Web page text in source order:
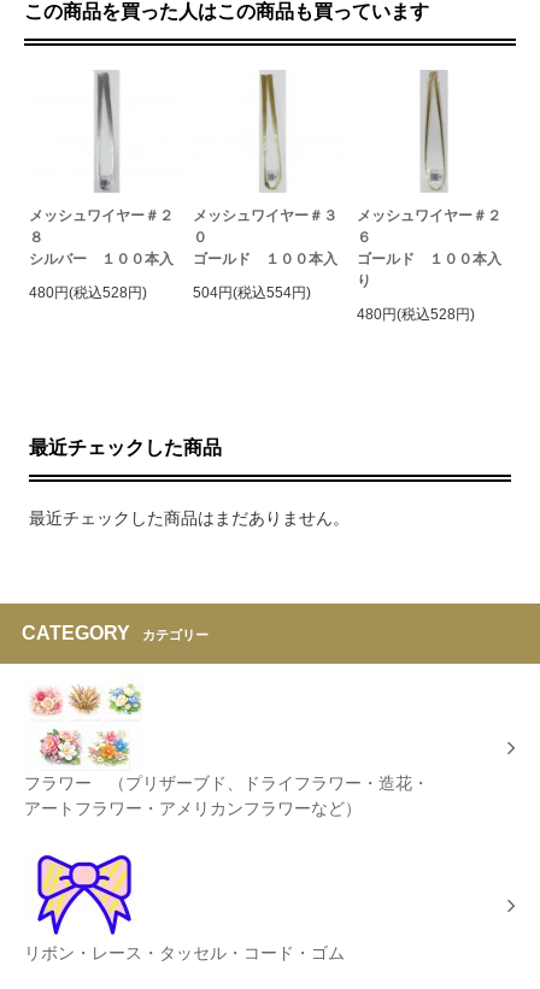
この商品を買った人はこの商品も買っています
メッシュワイヤー＃２
８
シルバー １００本入
480円(税込528円)
メッシュワイヤー＃３
０
ゴールド １００本入
504円(税込554円)
メッシュワイヤー＃２
６
ゴールド １００本入
り
480円(税込528円)
最近チェックした商品
最近チェックした商品はまだありません。
CATEGORY カテゴリー
フラワー （プリザーブド、ドライフラワー・造花・
アートフラワー・アメリカンフラワーなど）
リボン・レース・タッセル・コード・ゴム